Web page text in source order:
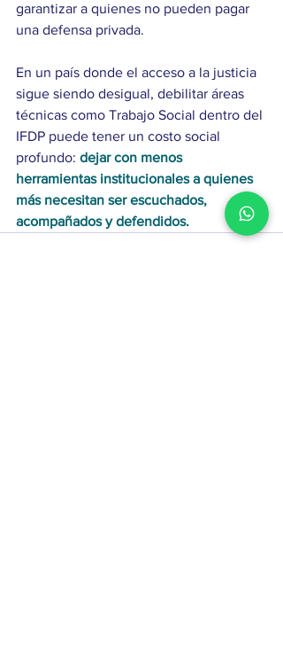
garantizar a quienes no pueden pagar
una defensa privada.
En un país donde el acceso a la justicia
sigue siendo desigual, debilitar áreas
técnicas como Trabajo Social dentro del
IFDP puede tener un costo social
profundo: dejar con menos
herramientas institucionales a quienes
más necesitan ser escuchados,
acompañados y defendidos.